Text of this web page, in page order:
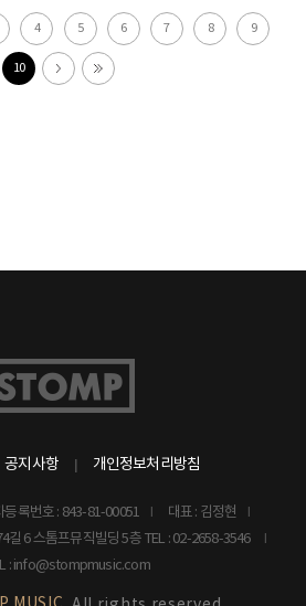
4 5 6 7 8 9
10
공지사항 개인정보처리방침
등록번호 : 843-81-00051
대표 : 김정현
길 6 스톰프뮤직빌딩 5층 TEL : 02-2658-3546
: info@stompmusic.com